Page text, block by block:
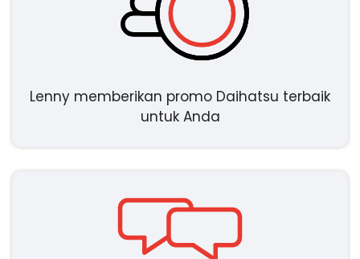
Lenny memberikan promo Daihatsu terbaik
untuk Anda